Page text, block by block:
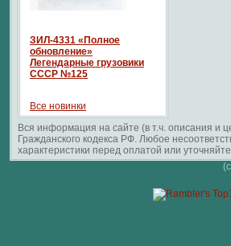
ЗИЛ-4331 «Полное
обновление»
Легендарные грузовики
СССР №125
Все новинки
Вся информация на сайте (в т.ч. описания и
Гражданского кодекса РФ. Любое
характеристики перед оплатой или